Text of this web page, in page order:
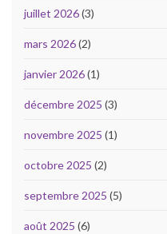
juillet 2026(3)
mars 2026(2)
janvier 2026(1)
décembre 2025 (3)
novembre 2025 (1)
octobre 2025 (2)
septembre 2025 (5)
août 2025 (6)